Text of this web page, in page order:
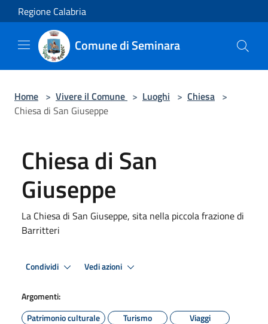
Salta al contenuto principale
Regione Calabria
Comune di Seminara
Home > Vivere il Comune > Luoghi > Chiesa >
Chiesa di San Giuseppe
Chiesa di San
Giuseppe
La Chiesa di San Giuseppe, sita nella piccola frazione di
Barritteri
Condividi Vedi azioni
Argomenti:
Patrimonio culturale
Turismo Viaggi